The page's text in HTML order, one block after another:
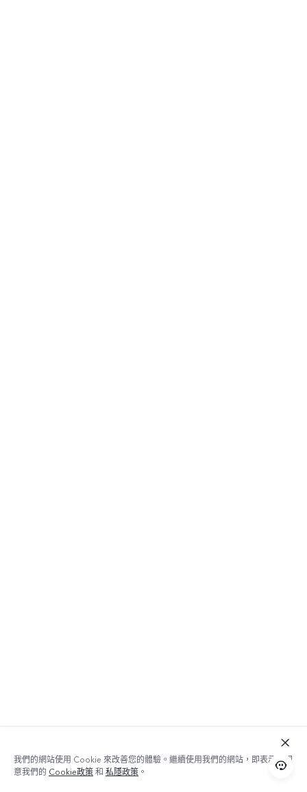
我們的網站使用 Cookie 來改善您的體驗。繼續使用我們的網站，即表示您同
意我們的 Cookie政策和 私隱政策 。